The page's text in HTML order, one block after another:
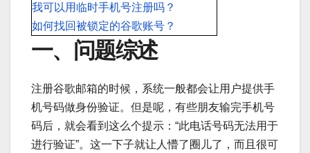
我可以用临时手机号注册吗？
如何找回被锁定的谷歌账号？
一、问题综述
注册谷歌邮箱的时候，系统一般都会让用户提供手
机号码做身份验证。但是呢，有些朋友输完手机号
码后，就会看到这么个提示：“此电话号码无法用于
进行验证”。这一下子就让人懵了圈儿了，而且很可